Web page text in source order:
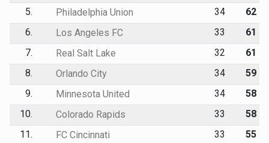
5.
Philadelphia Union 34
62
6.
Los Angeles FC 33
61
7.
Real Salt Lake 32
61
8.
Orlando City 34
59
9.
Minnesota United 34
58
10.
Colorado Rapids 33
58
11.
FC Cincinnati 33
55